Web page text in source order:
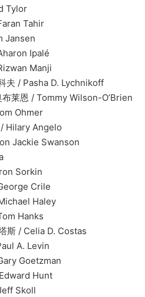
Tahir
Ipalé
Manji
D. Lychnikoff
/ Tommy Wilson-O’Brien
Angelo
Swanson
Sorkin
Crile
Haley
Hanks
Celia D. Costas
A. Levin
Goetzman
Hunt
Skoll